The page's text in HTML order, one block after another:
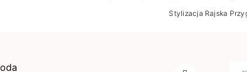
Stylizacja Rajska